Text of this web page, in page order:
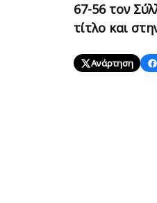
67-56 τον
τίτλο και
Ανάρτηση